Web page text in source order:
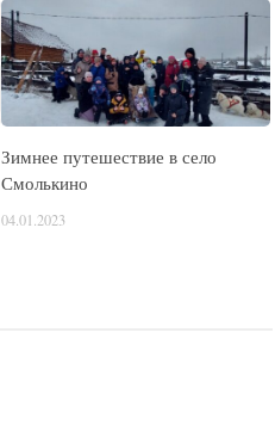
Зимнее путешествие в село
Смолькино
04.01.2023